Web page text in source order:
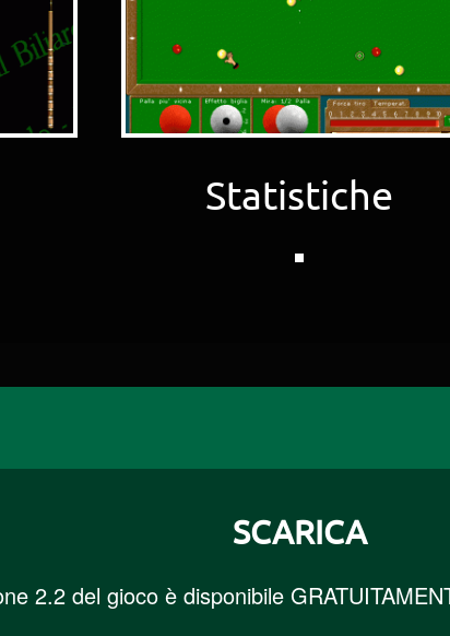
Statistiche
SCARICA
2.2 del gioco è disponibile